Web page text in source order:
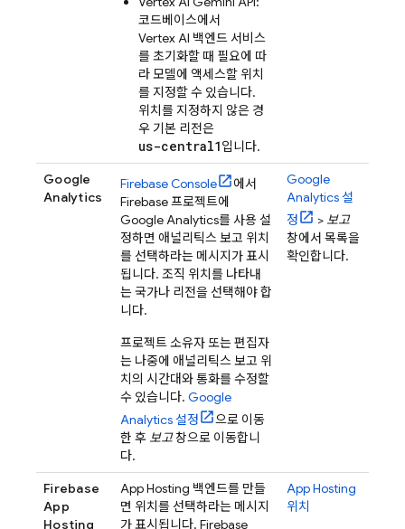
코드베이스에서
Vertex AI 백엔드 서비스
를 초기화할 때 필요에 따
라 모델에 액세스할 위치
를 지정할 수 있습니다.
위치를 지정하지 않은 경
우 기본 리전은
us-central1입니다.
Google
Analytics
FirebaseConsole
에서
Firebase 프로젝트에
Google Analytics를 사용 설
정하면 애널리틱스 보고 위치
를 선택하라는 메시지가 표시
됩니다. 조직 위치를 나타내
는 국가나 리전을 선택해야 합
니다.
프로젝트 소유자 또는 편집자
는 나중에 애널리틱스 보고 위
치의 시간대와 통화를 수정할
수 있습니다. Google
Analytics설정
으로 이동
한 후 보고창으로 이동합니
다.
Google
Analytics설
정
> 보고
창에서 목록을
확인합니다.
Firebase
App
Hosting
App Hosting 백엔드를 만들
면 위치를 선택하라는 메시지
가 표시됩니다. Firebase
App Hosting
위치